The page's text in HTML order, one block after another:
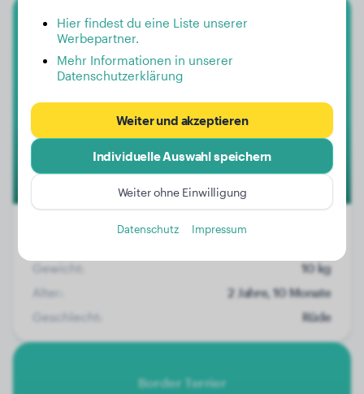
Border Terrier
UNIK
Gewicht:
10 kg
Alter:
2 Jahre, 10 Monate
Geschlecht:
Rüde
Border Terrier
Hier findest du eine Liste unserer
Werbepartner.
Mehr Informationen in unserer
Datenschutzerklärung
Weiter und akzeptieren
Individuelle Auswahl speichern
Weiter ohne Einwilligung
Datenschutz Impressum